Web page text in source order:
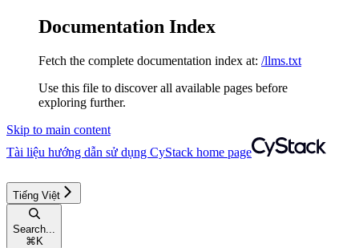
Documentation Index
Fetch the complete documentation index at: /llms.txt
Use this file to discover all available pages before
exploring further.
Skip to main content
Tài liệu hướng dẫn sử dụng CyStack home page
Tiếng Việt
Search...
⌘ K